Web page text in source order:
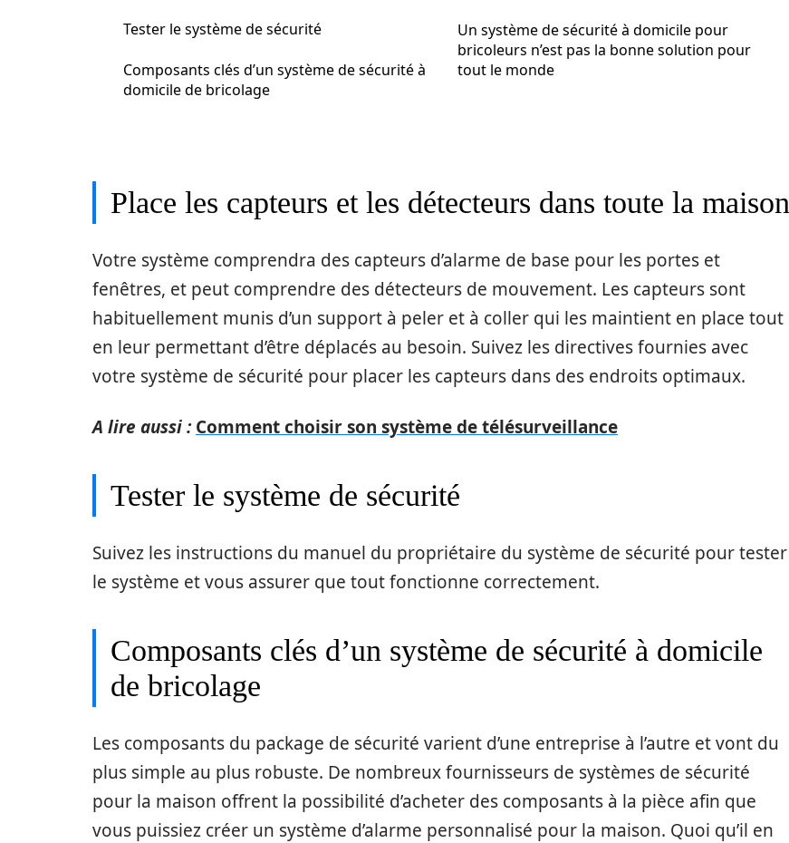
Tester le système de sécurité
Composants clés d’un système de sécurité à
domicile de bricolage
Un système de sécurité à domicile pour
bricoleurs n’est pas la bonne solution pour
tout le monde
Place les capteurs et les détecteurs dans toute la maison
Votre système comprendra des capteurs d’alarme de base pour les portes et
fenêtres, et peut comprendre des détecteurs de mouvement. Les capteurs sont
habituellement munis d’un support à peler et à coller qui les maintient en place tout
en leur permettant d’être déplacés au besoin. Suivez les directives fournies avec
votre système de sécurité pour placer les capteurs dans des endroits optimaux.
A lire aussi : Comment choisir son système de télésurveillance
Tester le système de sécurité
Suivez les instructions du manuel du propriétaire du système de sécurité pour tester
le système et vous assurer que tout fonctionne correctement.
Composants clés d’un système de sécurité à domicile
de bricolage
Les composants du package de sécurité varient d’une entreprise à l’autre et vont du
plus simple au plus robuste. De nombreux fournisseurs de systèmes de sécurité
pour la maison offrent la possibilité d’acheter des composants à la pièce afin que
vous puissiez créer un système d’alarme personnalisé pour la maison. Quoi qu’il en